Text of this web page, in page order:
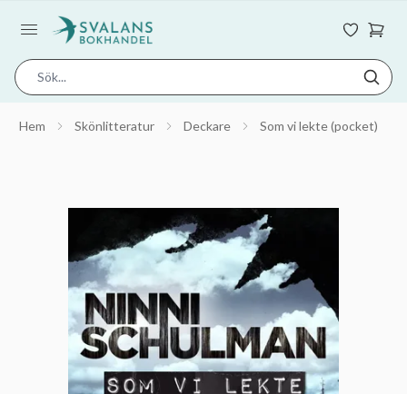
Hem Skönlitteratur Deckare Som vi lekte (pocket)